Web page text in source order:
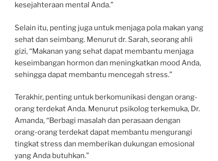
kesejahteraan mental Anda.”
Selain itu, penting juga untuk menjaga pola makan yang
sehat dan seimbang. Menurut dr. Sarah, seorang ahli
gizi, “Makanan yang sehat dapat membantu menjaga
keseimbangan hormon dan meningkatkan mood Anda,
sehingga dapat membantu mencegah stress.”
Terakhir, penting untuk berkomunikasi dengan orang-
orang terdekat Anda. Menurut psikolog terkemuka, Dr.
Amanda, “Berbagi masalah dan perasaan dengan
orang-orang terdekat dapat membantu mengurangi
tingkat stress dan memberikan dukungan emosional
yang Anda butuhkan.”